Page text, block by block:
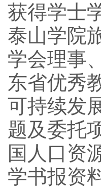
获得学士
泰山学院
学会理事
东省优秀
可持续发
题及委托
国人口资
学书报资